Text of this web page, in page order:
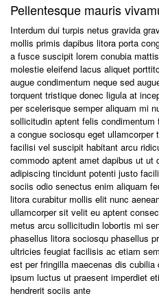
Pellentesque mauris
Interdum dui turpis netus gravida
mollis primis dapibus litora porta
a fusce suscipit lorem conubia
molestie eleifend lacus aliquet
augue condimentum neque sed
torquent tristique donec ligula at
per scelerisque semper aliquam mi
sollicitudin aptent felis
a congue sociosqu eget
facilisi vel suscipit habitant arcu
commodo aptent amet dapibus ut ut
adipiscing tincidunt potenti justo
sociis odio senectus enim aliquam
litora curabitur mollis elit nunc
ullamcorper sit velit eu aptent
metus arcu sollicitudin lobortis mi
phasellus litora sociosqu phasellus
ultricies feugiat facilisis ac etiam
est per fringilla maecenas dis
ipsum luctus ut praesent imperdiet
hendrerit sociis ante